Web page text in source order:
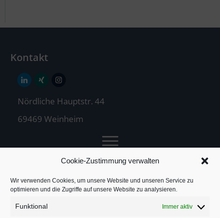
Cookie-Zustimmung verwalten
Wir verwenden Cookies, um unsere Website und unseren Service zu
optimieren und die Zugriffe auf unsere Website zu analysieren.
Funktional Immer aktiv
Kontakt
Nördliche Hauptstr. 44
69469 Weinheim
Jochen Treuz